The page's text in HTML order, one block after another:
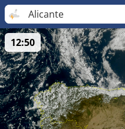
Alicante
12:50